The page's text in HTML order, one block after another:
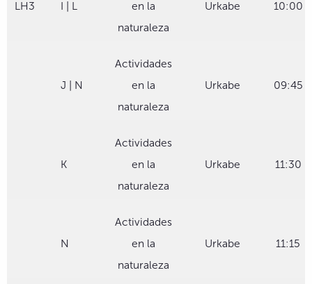
LH3 I | L
en la
naturaleza
Urkabe 10:00
J | N
Actividades
en la
naturaleza
Urkabe 09:45
K
Actividades
en la
naturaleza
Urkabe 11:30
N
Actividades
en la
naturaleza
Urkabe 11:15